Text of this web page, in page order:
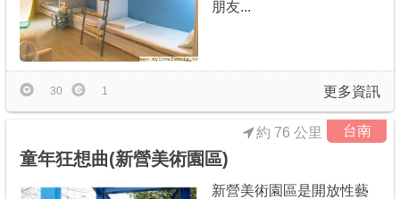
朋友...
更多資訊
30 1
台南
童年狂想曲(新營美術園區)
約 76 公里
新營美術園區是開放性藝